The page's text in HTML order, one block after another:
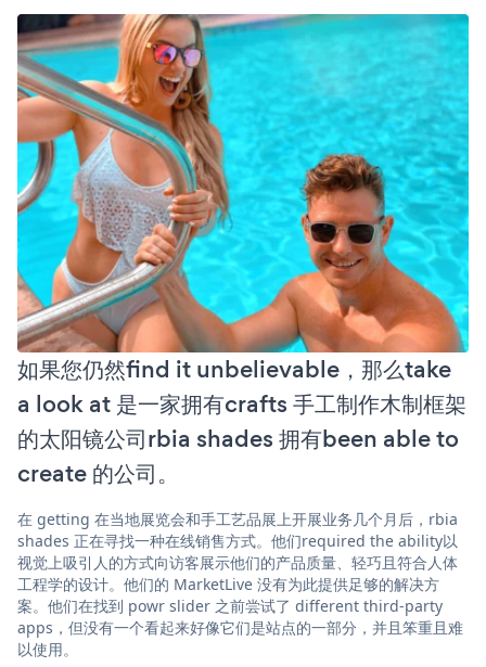
如果您仍然find it unbelievable，那么take
a look at 是一家拥有crafts 手工制作木制框架
的太阳镜公司rbia shades 拥有been able to
create 的公司。
在 getting 在当地展览会和手工艺品展上开展业务几个月后，rbia
shades 正在寻找一种在线销售方式。他们required the ability以
视觉上吸引人的方式向访客展示他们的产品质量、轻巧且符合人体
工程学的设计。他们的 MarketLive 没有为此提供足够的解决方
案。他们在找到 powr slider 之前尝试了 different third-party
apps，但没有一个看起来好像它们是站点的一部分，并且笨重且难
以使用。